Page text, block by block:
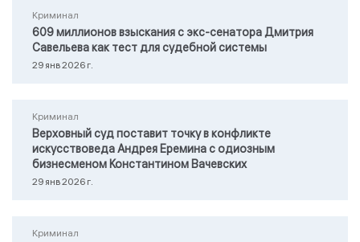
Криминал
609 миллионов взыскания с экс-сенатора Дмитрия
Савельева как тест для судебной системы
29 янв 2026 г.
Криминал
Верховный суд поставит точку в конфликте
искусствоведа Андрея Еремина с одиозным
бизнесменом Константином Вачевских
29 янв 2026 г.
Криминал